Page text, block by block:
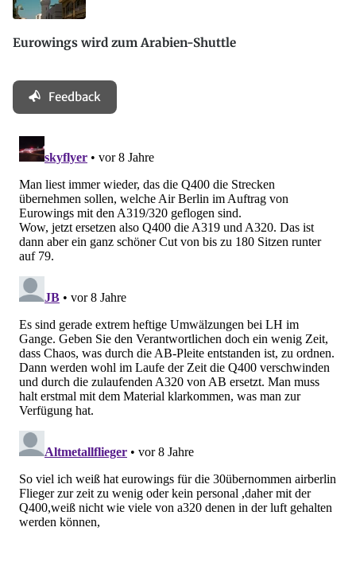
Eurowings wird zum Arabien-Shuttle
Feedback